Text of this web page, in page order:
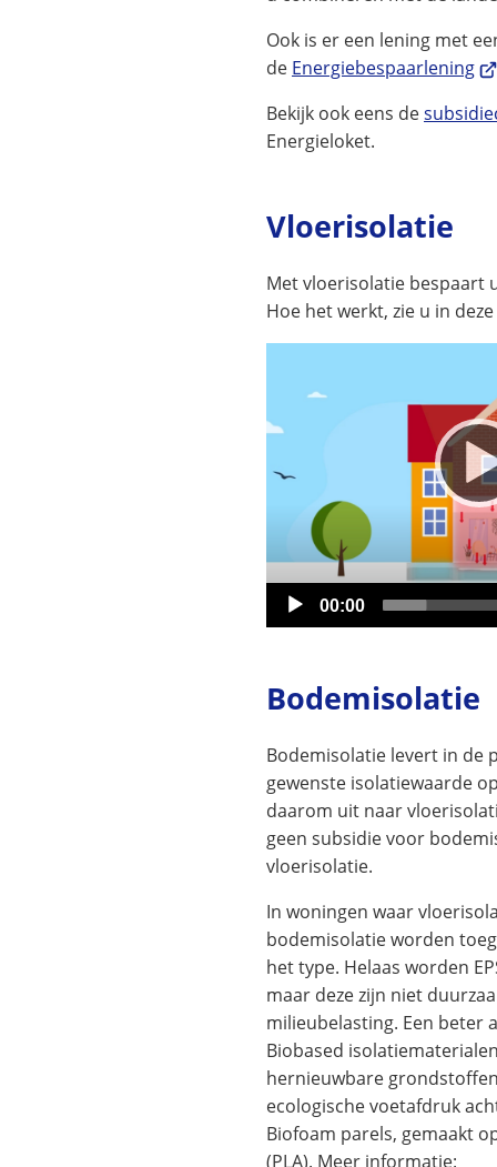
Ook is er een lening met
de Energiebespaarlening
Bekijk ook eens de
Energieloket.
Vloerisolatie
Met vloerisolatie bespaart
Hoe het werkt, zie u in
Huidige
tijd
00:00
Bodemisolatie
Bodemisolatie levert in de
gewenste isolatiewaarde
daarom uit naar
geen subsidie voor
vloerisolatie.
In woningen waar
bodemisolatie worden
het type. Helaas worden
maar deze zijn niet
milieubelasting. Een beter
Biobased
hernieuwbare
ecologische voetafdruk
Biofoam parels, gemaakt
(PLA). Meer informatie: